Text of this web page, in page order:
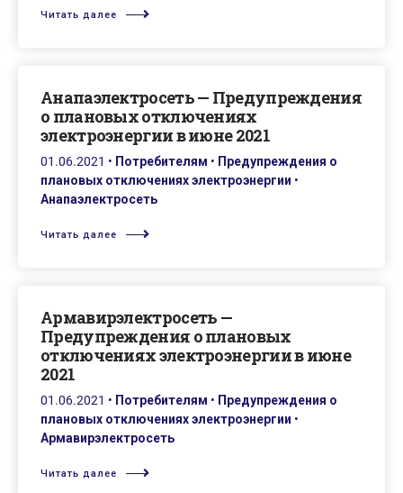
Читать далее
Анапаэлектросеть — Предупреждения
о плановых отключениях
электроэнергии в июне 2021
01.06.2021 • Потребителям • Предупреждения о
плановых отключениях электроэнергии •
Анапаэлектросеть
Читать далее
Армавирэлектросеть —
Предупреждения о плановых
отключениях электроэнергии в июне
2021
01.06.2021 • Потребителям • Предупреждения о
плановых отключениях электроэнергии •
Армавирэлектросеть
Читать далее